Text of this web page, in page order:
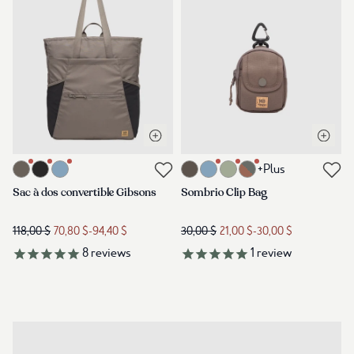
Lien vers le produit gibsons-tote-pack-timber
Ouvrir la vue rapide
Lien vers les avis
Sac à dos convertible Gibsons
118,00 $ 70,80 $-94,40 $
8 reviews
Lien vers le produit sombrio-clip-
Ouvrir
+Plus
Lien vers les avis
Sombrio Clip Bag
30,00 $ 21,00 $-30,00 $
1 review